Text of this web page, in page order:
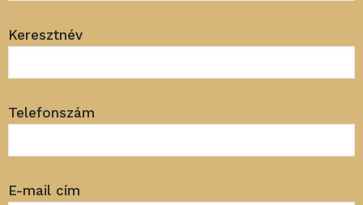
Keresztnév
Telefonszám
E-mail cím